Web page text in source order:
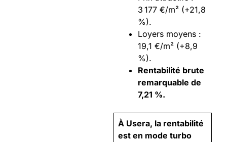
3 177 €/m² (+21,8
%).
Loyers moyens :
19,1 €/m² (+8,9
%).
Rentabilité brute
remarquable de
7,21 %.
À Usera, la rentabilité
est en mode turbo